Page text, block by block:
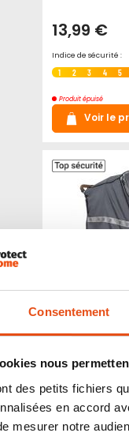
Consentement
nous
des petits fichiers
en accord
mesurer notre
13,99 €
Indice de sécurité :
1 2 3 4 5
Produit épuisé
Voir le
Habillage
24,00 €
Indice de sécurité :